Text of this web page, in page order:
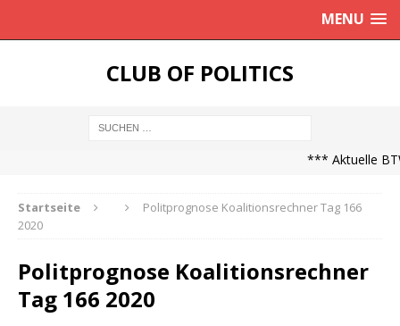
MENU
CLUB OF POLITICS
*** Aktuelle
Startseite
Politprognose Koalitionsrechner Tag 166
2020
Politprognose Koalitionsrechner
Tag 166 2020